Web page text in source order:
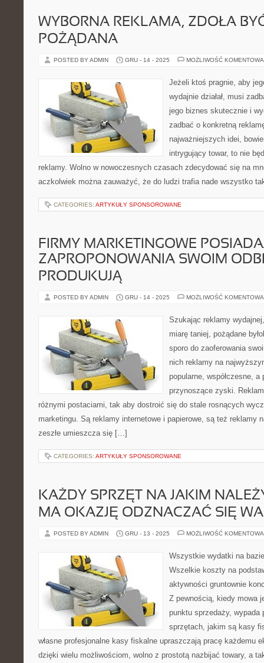
WYBORNA REKLAMA, ZDOŁA
POŻĄDANA
POSTED BY ADMIN GRU - 14 - 2025 MOŻLIWOŚĆ
Jeżeli ktoś pragnie, aby
wydajnie działał, musi
jego biznes skutecznie i
zadbać o konkretną
najważniejszych idei,
intrygujący towar, to nie
reklamy. Wolno w nowoczesnych czasach zdecydować się na
aczkolwiek można zauważyć, że do ludzi trafia nade wszystko
CATEGORIES: ARTYKUŁY SPONSOROWANE
FIRMY MARKETINGOWE
ZAPROPONOWANIA SWOIM
PRODUKUJĄ
POSTED BY ADMIN GRU - 14 - 2025 MOŻLIWOŚĆ
Szukając reklamy
miarę taniej, pożądane
sporo do zaoferowania
nich reklamy na
popularne, współczesne,
przynoszące zyski.
różnymi postaciami, tak aby dostroić się do stale rosnących
marketingu. Są reklamy internetowe i papierowe, są też reklamy
zeszłe umieszcza się […]
CATEGORIES: ARTYKUŁY SPONSOROWANE
KAŻDY SPRZĘT NA JAKIM
MA OKAZJĘ ODZNACZAĆ SIĘ
POSTED BY ADMIN GRU - 13 - 2025 MOŻLIWOŚĆ
Wszystkie wydatki na
Wszelkie koszty na
aktywności gruntownie
Z pewnością, kiedy mowa
punktu sprzedaży, wypada
sprzętach, jakim są kasy
własne profesjonalne kasy fiskalne upraszczają pracę każdemu
dzięki wielu możliwościom, wolno z prostotą nazbijać towary, a